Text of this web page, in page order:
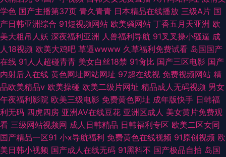
学色 国产主播第37页 青久青青 日本精品在线播放 三级A片 国
产日韩亚洲综合 91短视频网站 欧美骚网站 丁香五月天亚洲 欧
美大粗吊人妖 深夜福利亚洲 人兽福利导航 91叉叉操小骚逼 成
人18视频 欧美大鸡吧 草逼wwww 久草福利免费试看 岛国国产
在线 91人人超碰青青 美女白丝18禁 91肏比 国产三区电影 国产
内射后入在线 黄色网址网站网址 97超在线视 免费视频网站 精
品欧美精品v 欧美操碰 欧美二级片网址 精品成人无码视频 男女
午夜福利影院 欧美三级电影 免费黄色网址 成年版快手 日韩福
利无码 四虎四房 亚洲AV在线豆花 亚洲区成人 美女黄片免费观
看 三级网站视频网 成人日韩精品 日韩福利专区 欧美二区女同
国产精品一区91 小x导航福利 免费黄色在线视频 91原创视频 欧
美日韩小视频 国产成人在线无码 91黑料不 国产极品自拍 岛国